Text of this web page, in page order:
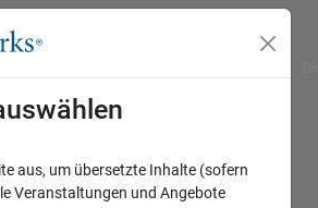
aus, um übersetzte Inhalte (sofern
Veranstaltungen und Angebote